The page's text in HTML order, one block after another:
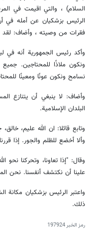
السلام) ، والتي اقيمت في
الرئيس بزشكيان عن أمله في
فقرات من وصيته ، وأضاف: لقد
وأكد رئيس الجمهورية أنه في
ونكون ملاذًا للمحتاجين. جميع
نسامح ونكون عونًا ومعينًا
وأضاف: لا ينبغي أن يتنازع
البلدان الإسلامية.
وتابع قائلا: ان الله عليم،
وألا أخضع للظلم والجور. إذا
وقال: "إذا تعاونا، وتحركنا
علينا أن نكتشف أنفسنا. نحن
واعتبر الرئيس بزشكيان مكانة
ذلك.
رمز الخبر197924